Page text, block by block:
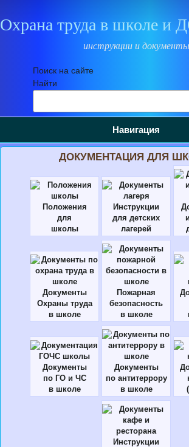
Охрана труда в школе и
инструкции и документы
Поиск на сайте
Найти
Навигация
ДОКУМЕНТАЦИЯ ДЛЯ
Положения
для
школы
Инструкции
для детских
лагерей
Документы
Охраны труда
в школе
Пожарная
безопасность
в школе
Документы
по ГО и ЧС
в школе
Документы
по антитеррору
в школе
Инструкции